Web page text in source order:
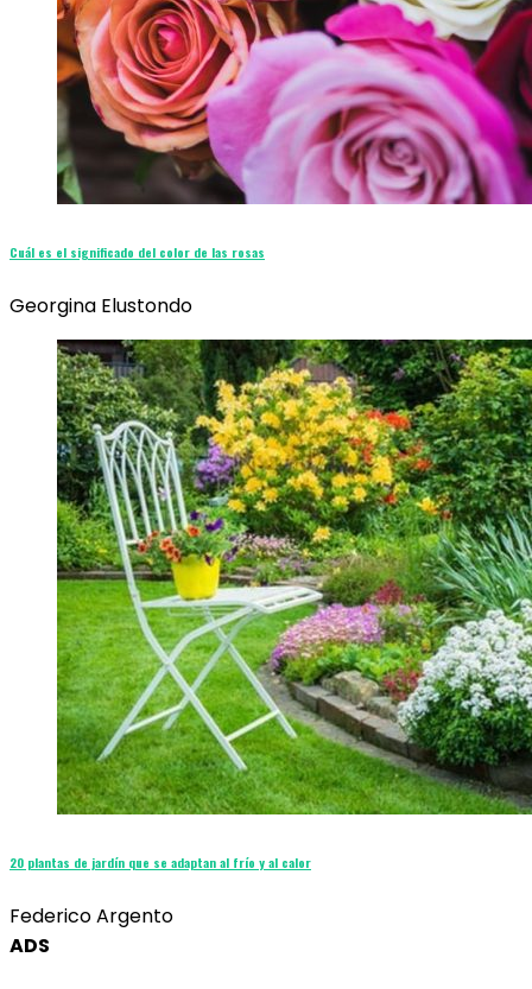
Cuál es el significado del color de las rosas
Georgina Elustondo
20 plantas de jardín que se adaptan al frío y al calor
Federico Argento
ADS